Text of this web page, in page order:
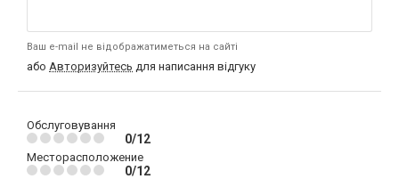
Ваш e-mail не відображатиметься на сайті
або Авторизуйтесь для написання відгуку
Обслуговування
0/12
Месторасположение
0/12